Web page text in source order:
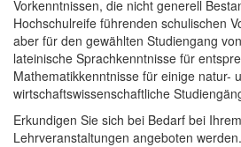
Vorkenntnissen, die nicht generell
Hochschulreife führenden schulischen
aber für den gewählten Studiengang
lateinische Sprachkenntnisse für
Mathematikkenntnisse für einige natur-
wirtschaftswissenschaftliche
Erkundigen Sie sich bei Bedarf bei
Lehrveranstaltungen angeboten werden.